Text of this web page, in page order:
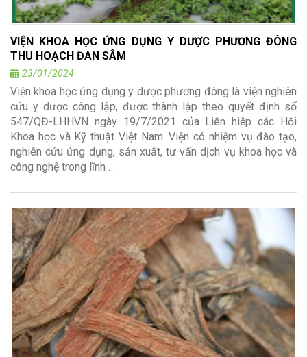
VIỆN KHOA HỌC ỨNG DỤNG Y DƯỢC PHƯƠNG ĐÔNG
THU HOẠCH ĐAN SÂM
23/01/2024
Viện khoa học ứng dụng y dược phương đông là viện nghiên
cứu y dược công lập, được thành lập theo quyết định số
547/QĐ-LHHVN ngày 19/7/2021 của Liên hiệp các Hội
Khoa học và Kỹ thuật Việt Nam. Viện có nhiệm vụ đào tạo,
nghiên cứu ứng dụng, sản xuất, tư vấn dịch vụ khoa học và
công nghệ trong lĩnh …